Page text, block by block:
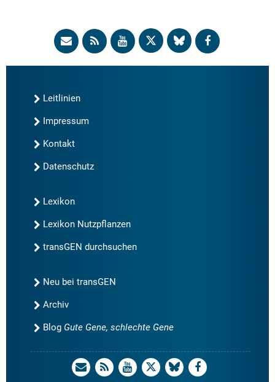
Leitlinien
Impressum
Kontakt
Datenschutz
Lexikon
Lexikon Nutzpflanzen
transGEN durchsuchen
Neu bei transGEN
Archiv
Blog Gute Gene, schlechte Gene